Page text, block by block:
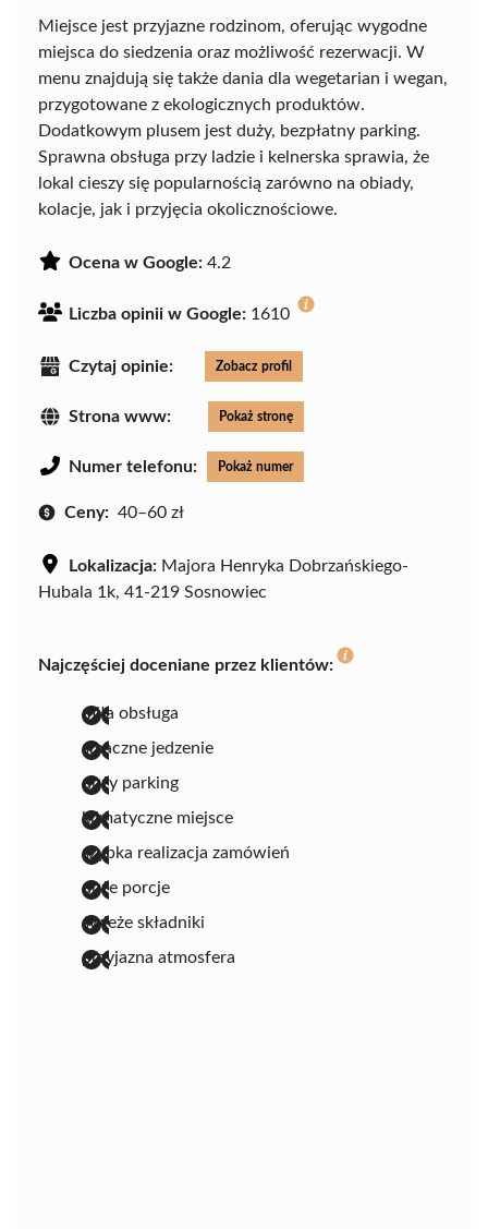
Miejsce jest przyjazne rodzinom, oferując wygodne
miejsca do siedzenia oraz możliwość rezerwacji. W
menu znajdują się także dania dla wegetarian i wegan,
przygotowane z ekologicznych produktów.
Dodatkowym plusem jest duży, bezpłatny parking.
Sprawna obsługa przy ladzie i kelnerska sprawia, że
lokal cieszy się popularnością zarówno na obiady,
kolacje, jak i przyjęcia okolicznościowe.
Ocena w Google: 4.2
Liczba opinii w Google: 1610
Czytaj opinie: Zobacz profil
Strona www: Pokaż stronę
Numer telefonu: Pokaż numer
Ceny: 40–60 zł
Lokalizacja: Majora Henryka Dobrzańskiego-
Hubala 1k, 41-219 Sosnowiec
Najczęściej doceniane przez klientów:
miła obsługa
smaczne jedzenie
duży parking
klimatyczne miejsce
szybka realizacja zamówień
duże porcje
świeże składniki
przyjazna atmosfera